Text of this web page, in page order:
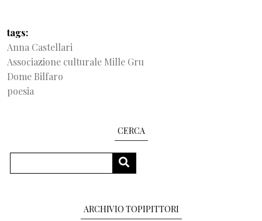
tags
Anna Castellari
Associazione culturale Mille Gru
Dome Bilfaro
poesia
CERCA
CERCA
ARCHIVIO TOPIPITTORI